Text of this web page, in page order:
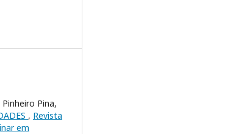
Pina,
, Revista
em